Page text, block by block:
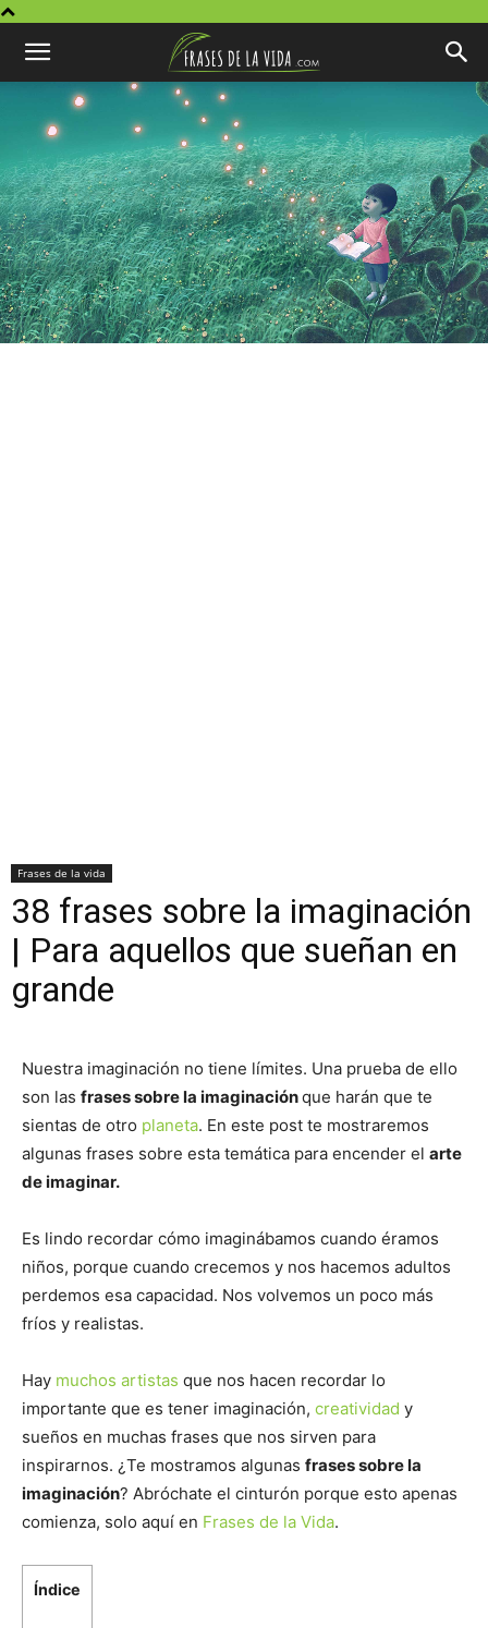
Frases de la vida
38 frases sobre la imaginación
| Para aquellos que sueñan en
grande
Nuestra imaginación no tiene límites. Una prueba de ello
son las frases sobre la imaginaciónque harán que te
sientas de otro planeta. En este post te mostraremos
algunas frases sobre esta temática para encender el arte
de imaginar.
Es lindo recordar cómo imaginábamos cuando éramos
niños, porque cuando crecemos y nos hacemos adultos
perdemos esa capacidad. Nos volvemos un poco más
fríos y realistas.
Hay muchos artistas que nos hacen recordar lo
importante que es tener imaginación, creatividad y
sueños en muchas frases que nos sirven para
inspirarnos. ¿Te mostramos algunas frases sobre la
imaginación? Abróchate el cinturón porque esto apenas
comienza, solo aquí en Frases de la Vida.
Índice